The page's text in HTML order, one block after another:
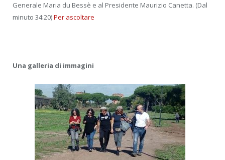
Generale Maria du Bessè e al Presidente Maurizio Canetta. (Dal
minuto 34:20)Per ascoltare
Una galleria di immagini